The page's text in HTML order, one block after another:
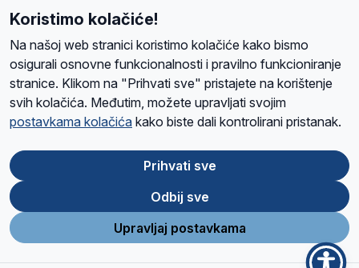
Radio Maria). Svjetsku obitelj utemeljilo je sedam članica, među
kojima je i hrvatska Udruga Radio Marija.
O namaRadio ProgramVolonteriPrijateljiKontaktPravila privatnosti
Ova stranica je zaštićena Google reCAPTCHA sustavom
Store
Google
Play
Koristimo kolačiće!
Na našoj web stranici koristimo kolačiće kako bismo
osigurali osnovne funkcionalnosti i pravilno funkcioniranje
stranice. Klikom na "Prihvati sve" pristajete na korištenje
svih kolačića. Međutim, možete upravljati svojim
postavkama kolačića kako biste dali kontrolirani pristanak.
Prihvati sve
Odbij sve
Upravljaj postavkama